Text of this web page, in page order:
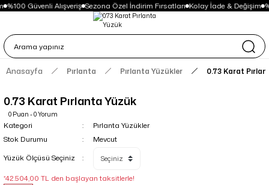
%100 Güvenli Alışveriş Sezona Özel İndirim Fırsatları Kolay İade & Değişim
Anasayfa Pırlanta Pırlanta Yüzükler 0.73 Karat
0.73 Karat Pırlanta Yüzük
0 Puan - 0 Yorum
Kategori
Pırlanta Yüzükler
Stok Durumu
Mevcut
Yüzük Ölçüsü Seçiniz
*42.504,00 TL den başlayan taksitlerle!